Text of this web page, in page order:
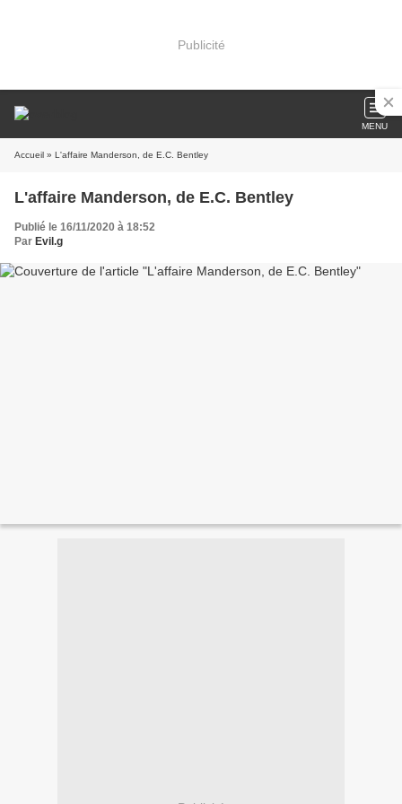
Publicité
MENU
Accueil » L'affaire Manderson, de E.C. Bentley
L'affaire Manderson, de E.C. Bentley
Publié le 16/11/2020 à 18:52
Par Evil.g